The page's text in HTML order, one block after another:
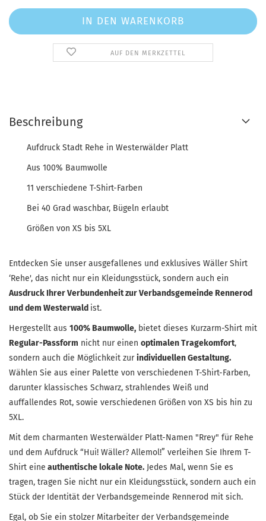
AUF DEN MERKZETTEL
Beschreibung
Aufdruck Stadt Rehe in Westerwälder Platt
Aus 100% Baumwolle
11 verschiedene T-Shirt-Farben
Bei 40 Grad waschbar, Bügeln erlaubt
Größen von XS bis 5XL
Entdecken Sie unser ausgefallenes und exklusives Wäller Shirt
‘Rehe', das nicht nur ein Kleidungsstück, sondern auch ein
Ausdruck Ihrer Verbundenheit zur Verbandsgemeinde Rennerod
und dem Westerwald ist.
Hergestellt aus 100% Baumwolle, bietet dieses Kurzarm-Shirt mit
Regular-Passform nicht nur einen optimalen Tragekomfort,
sondern auch die Möglichkeit zurindividuellen Gestaltung.
Wählen Sie aus einer Palette von verschiedenen T-Shirt-Farben,
darunter klassisches Schwarz, strahlendes Weiß und
auffallendes Rot, sowie verschiedenen Größen von XS bis hin zu
5XL.
Mit dem charmanten Westerwälder Platt-Namen "Rrey" für Rehe
und dem Aufdruck “Hui! Wäller? Allemol!” verleihen Sie Ihrem T-
Shirt eine authentische lokale Note. Jedes Mal, wenn Sie es
tragen, tragen Sie nicht nur ein Kleidungsstück, sondern auch ein
Stück der Identität der Verbandsgemeinde Rennerod mit sich.
Egal, ob Sie ein stolzer Mitarbeiter der Verbandsgemeinde